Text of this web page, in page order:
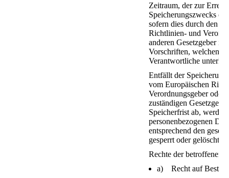
Zeitraum, der zur
Speicherungszwecks
sofern dies durch den
Richtlinien- und
anderen Gesetzgeber in
Vorschriften, welchen
Verantwortliche
Entfällt der
vom Europäischen
Verordnungsgeber oder
zuständigen
Speicherfrist ab, werden
personenbezogenen
entsprechend den
gesperrt oder gelöscht.
Rechte der betroffenen
a) Recht auf